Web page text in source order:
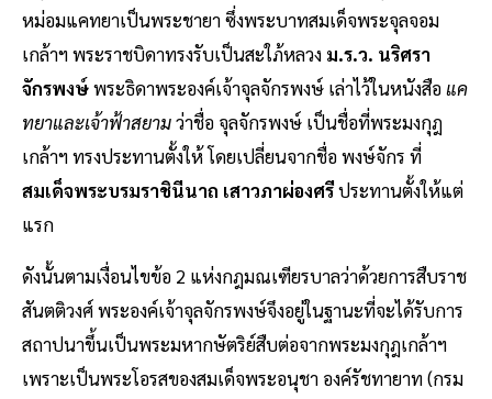
หม่อมแคทยาเป็นพระชายา ซึ่งพระบาทสมเด็จพระจุลจอม
เกล้าฯ พระราชบิดาทรงรับเป็นสะใภ้หลวง ม.ร.ว. นริศรา
จักรพงษ์พระธิดาพระองค์เจ้าจุลจักรพงษ์ เล่าไว้ในหนังสือแค
ทยาและเจ้าฟ้าสยามว่าชื่อ จุลจักรพงษ์ เป็นชื่อที่พระมงกุฎ
เกล้าฯ ทรงประทานตั้งให้ โดยเปลี่ยนจากชื่อ พงษ์จักร ที่
สมเด็จพระบรมราชินีนาถ เสาวภาผ่องศรีประทานตั้งให้แต่
แรก
ดังนั้นตามเงื่อนไขข้อ 2 แห่งกฎมณเฑียรบาลว่าด้วยการสืบราช
สันตติวงศ์ พระองค์เจ้าจุลจักรพงษ์จึงอยู่ในฐานะที่จะได้รับการ
สถาปนาขึ้นเป็นพระมหากษัตริย์สืบต่อจากพระมงกุฎเกล้าฯ
เพราะเป็นพระโอรสของสมเด็จพระอนุชา องค์รัชทายาท (กรม